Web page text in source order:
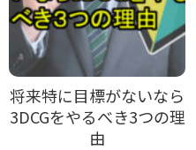
将来特に目標がないなら
3DCGをやるべき3つの理
由